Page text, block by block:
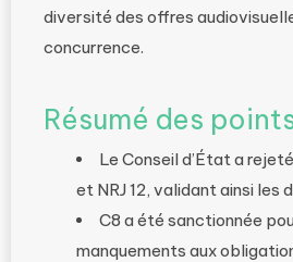
diversité des offres
concurrence.
Résumé des
Le Conseil d’État a
et NRJ 12, validant ainsi les
C8 a été sanctionnée
manquements aux